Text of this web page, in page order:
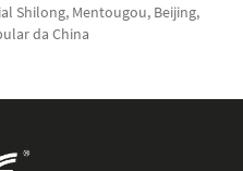
Shilong, Mentougou, Beijing,
da China